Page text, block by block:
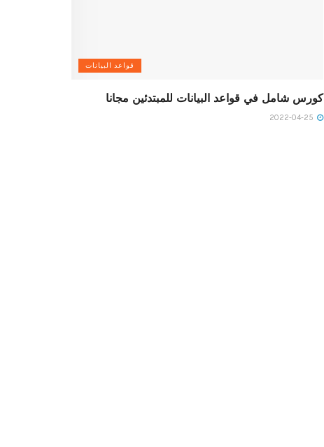
قواعد البيانات
كورس شامل في قواعد البيانات للمبتدئين مجانا